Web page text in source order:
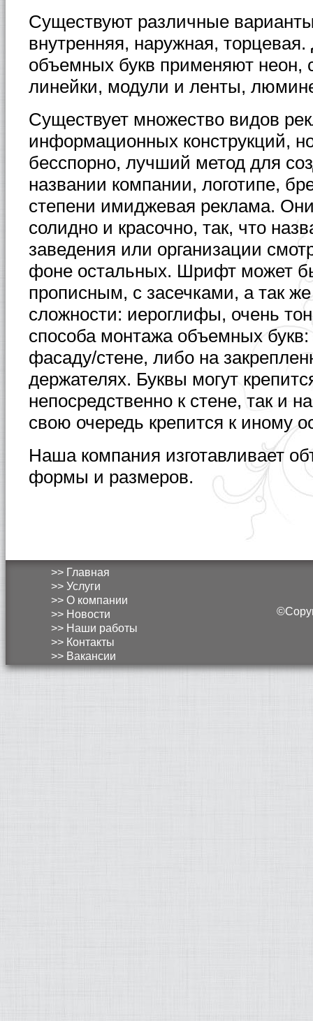
Существуют различные
внутренняя, наружная,
объемных букв применяют неон,
линейки, модули и ленты,
Существует множество видов
информационных конструкций,
бесспорно, лучший метод для
названии компании, логотипе,
степени имиджевая реклама.
солидно и красочно, так, что
заведения или организации
фоне остальных. Шрифт может
прописным, с засечками, а так
сложности: иероглифы, очень
способа монтажа объемных
фасаду/стене, либо на
держателях. Буквы могут
непосредственно к стене, так и
свою очередь крепится к иному
Наша компания изготавливает
формы и размеров.
>> Главная
>> Услуги
>> О компании
>> Новости
>> Наши работы
>> Контакты
>> Вакансии